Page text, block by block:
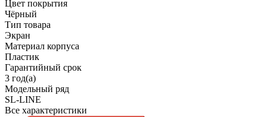
Цвет покрытия
Чёрный
Тип товара
Экран
Материал корпуса
Пластик
Гарантийный срок
3 год(а)
Модельный ряд
SL-LINE
Все характеристики